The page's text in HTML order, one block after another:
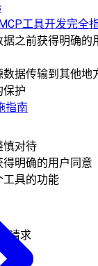
工具开发完全
指南
之前获得明确的
据传输到其他地
保护
慎对待
明确的用户同意
工具的功能
请求